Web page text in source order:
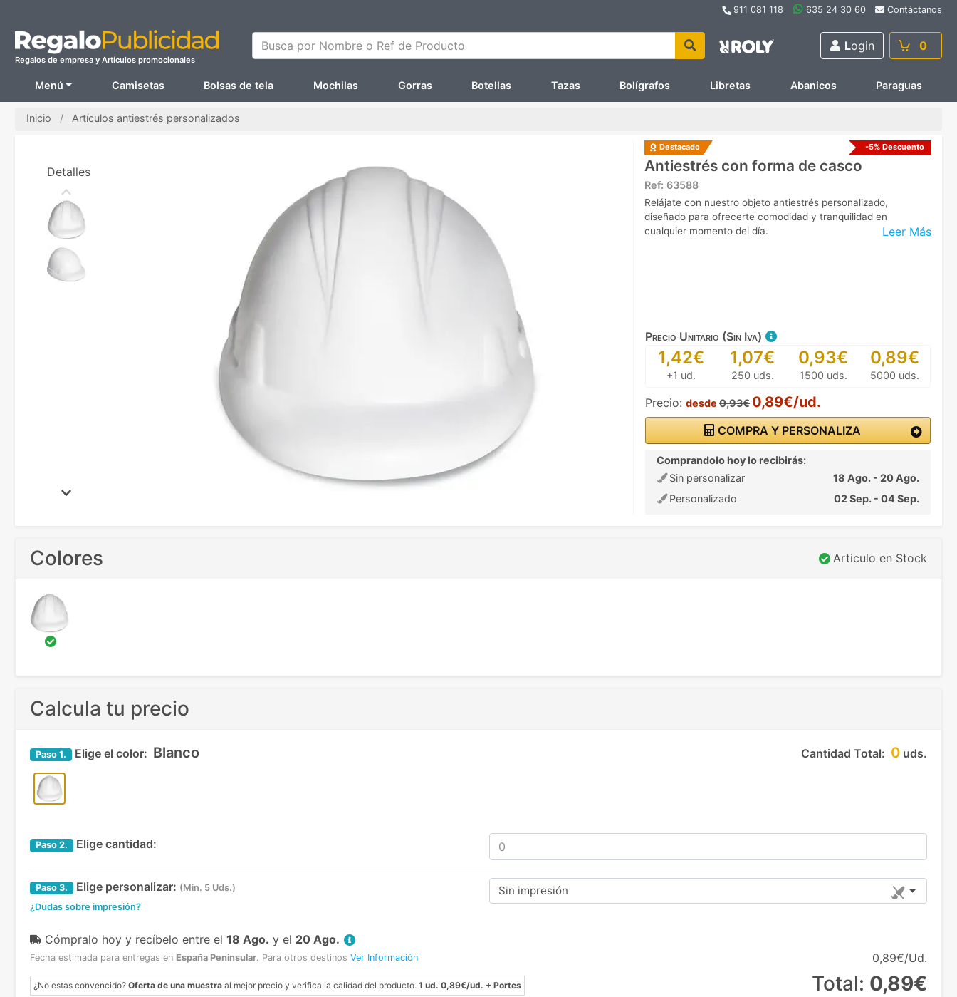
911 081 118 635 24 30 60 Contáctanos
Regalos de empresa y Artículos promocionales
Busca por Nombre o Ref de Producto Login 0
Menú Camisetas Bolsas de tela Mochilas Gorras Botellas Tazas Bolígrafos Libretas Abanicos Paraguas
Inicio Artículos antiestrés personalizados
Destacado -5% Descuento
Antiestrés con forma de casco
Ref: 63588
Leer Más
Relájate con nuestro objeto antiestrés personalizado,
diseñado para ofrecerte comodidad y tranquilidad en
cualquier momento del día.
Precio Unitario (Sin Iva)
1,42€
+1 ud.
1,07€
250 uds.
0,93€
1500 uds.
0,89€
5000 uds.
Precio: desde 0,93€ 0,89€/ud.
COMPRA Y PERSONALIZA
Comprandolo hoy lo recibirás:
Sin personalizar
18 Ago. - 20 Ago.
Personalizado
02 Sep. - 04 Sep.
Detalles
Colores Articulo en Stock
Calcula tu precio
Cantidad Total: 0 uds.
Paso 1. Elige el color: Blanco
Paso 2. Elige cantidad:
Paso 3. Elige personalizar: (Min. 5 Uds.)
¿Dudas sobre impresión?
Sin impresión
Cómpralo hoy y recíbelo entre el 18 Ago. y el 20 Ago.
Fecha estimada para entregas en España Peninsular. Para otros destinos Ver Información
¿No estas convencido? Oferta de una muestra al mejor precio y verifica la calidad del producto. 1 ud. 0,89€/ud. + Portes
0,89€/Ud.
Total: 0,89€